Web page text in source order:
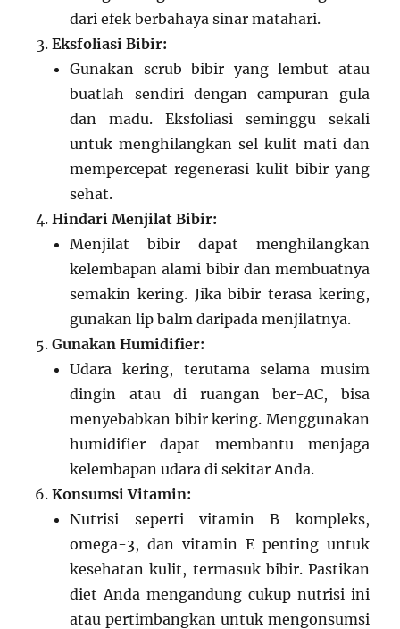
dari efek berbahaya sinar matahari.
Eksfoliasi Bibir:
Gunakan scrub bibir yang lembut atau
buatlah sendiri dengan campuran gula
dan madu. Eksfoliasi seminggu sekali
untuk menghilangkan sel kulit mati dan
mempercepat regenerasi kulit bibir yang
sehat.
Hindari Menjilat Bibir:
Menjilat bibir dapat menghilangkan
kelembapan alami bibir dan membuatnya
semakin kering. Jika bibir terasa kering,
gunakan lip balm daripada menjilatnya.
Gunakan Humidifier:
Udara kering, terutama selama musim
dingin atau di ruangan ber-AC, bisa
menyebabkan bibir kering. Menggunakan
humidifier dapat membantu menjaga
kelembapan udara di sekitar Anda.
Konsumsi Vitamin:
Nutrisi seperti vitamin B kompleks,
omega-3, dan vitamin E penting untuk
kesehatan kulit, termasuk bibir. Pastikan
diet Anda mengandung cukup nutrisi ini
atau pertimbangkan untuk mengonsumsi